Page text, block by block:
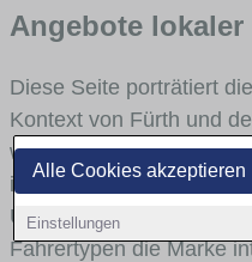
Alle Cookies akzeptieren
Einstellungen
Angebote lokaler
Diese Seite porträtiert
Kontext von Fürth und
welchen
ist, welche Modellreihen
Umlandverkehr zu
Fahrertypen die Marke